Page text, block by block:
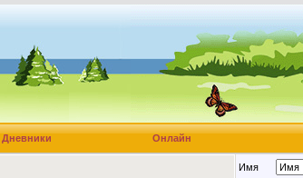
Дневники Онлайн
Имя